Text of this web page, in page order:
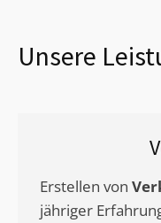
Unsere
Erstellen von
jähriger